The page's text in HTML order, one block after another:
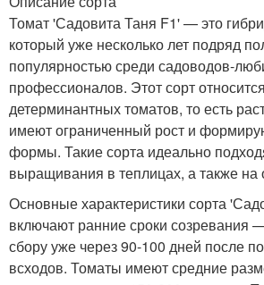
Томат 'Садовита Таня F1' — это
который уже несколько лет подряд
популярностью среди садоводов-
профессионалов. Этот сорт
детерминантных томатов, то есть
имеют ограниченный рост и
формы. Такие сорта идеально
выращивания в теплицах, а также на
Основные характеристики сорта
включают ранние сроки созревания
сбору уже через 90-100 дней после
всходов. Томаты имеют средние